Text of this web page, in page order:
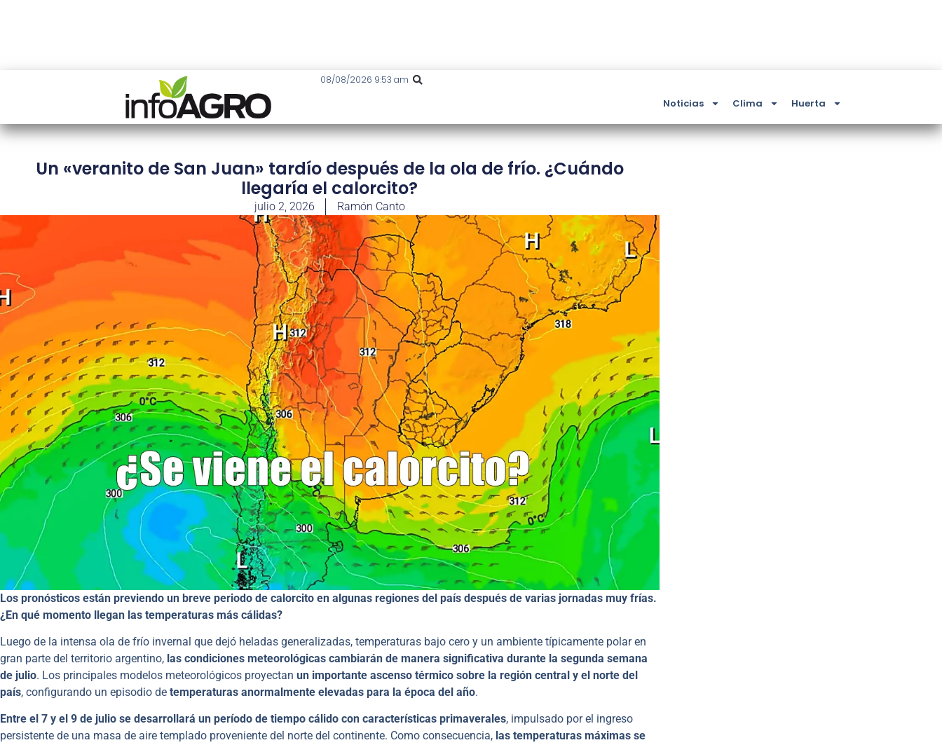
08/08/2026 9:53 am
Noticias Clima Huerta
Un «veranito de San Juan» tardío después de la ola de frío. ¿Cuándo
llegaría el calorcito?
julio 2, 2026 Ramón Canto
Los pronósticos están previendo un breve periodo de calorcito en algunas regiones del país después de varias jornadas muy frías.
¿En qué momento llegan las temperaturas más cálidas?
Luego de la intensa ola de frío invernal que dejó heladas generalizadas, temperaturas bajo cero y un ambiente típicamente polar en
gran parte del territorio argentino, las condiciones meteorológicas cambiarán de manera significativa durante la segunda semana
de julio. Los principales modelos meteorológicos proyectan un importante ascenso térmico sobre la región central y el norte del
país, configurando un episodio de temperaturas anormalmente elevadas para la época del año.
Entre el 7 y el 9 de julio se desarrollará un período de tiempo cálido con características primaverales, impulsado por el ingreso
persistente de una masa de aire templado proveniente del norte del continente. Como consecuencia, las temperaturas máximas se